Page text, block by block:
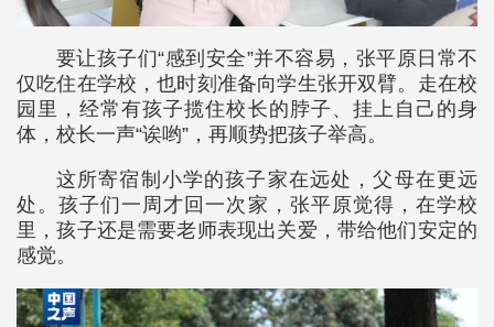
要让孩子们“感到安全”并不容易，张平原日常不
仅吃住在学校，也时刻准备向学生张开双臂。走在校
园里，经常有孩子揽住校长的脖子、挂上自己的身
体，校长一声“诶哟”，再顺势把孩子举高。
这所寄宿制小学的孩子家在远处，父母在更远
处。孩子们一周才回一次家，张平原觉得，在学校
里，孩子还是需要老师表现出关爱，带给他们安定的
感觉。